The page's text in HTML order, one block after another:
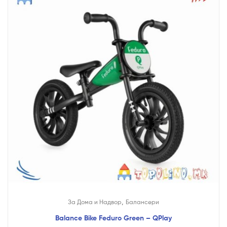
За Дома и Надвор Балансери
Balance Bike Feduro Green – QPlay